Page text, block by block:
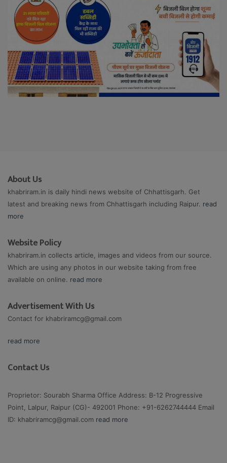
About Us
khabriram.in is daily hindi news website of Chhattisgarh. Get
latest and breaking news from Chhattisgarh including Raipur. read
more
Website Policy
khabriram.in collects article, images and videos from our source.
Which are using any photos in our website taking from free
available on online. read more
Advertisement With Us
Contact for khabriramcg@gmail.com
read more
Contact Us
Proprietor: Sourabh Sharma Office Address: B-12 Progressive
Point, Lalpur, Raipur (CG)- 492001 Phone: +91-6262744444 Email
ID: khabriramcg@gmail.com read more